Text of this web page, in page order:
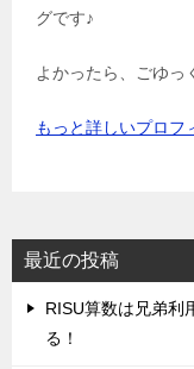
グです♪
よかったら、ごゆっ
もっと詳しいプロフ
最近の投稿
‌RISU算数は兄弟利
る！